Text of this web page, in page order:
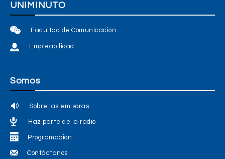
UNIMINUTO
Facultad de Comunicación
Empleabilidad
Somos
Sobre las emisoras
Haz parte de la radio
Programación
Contáctanos